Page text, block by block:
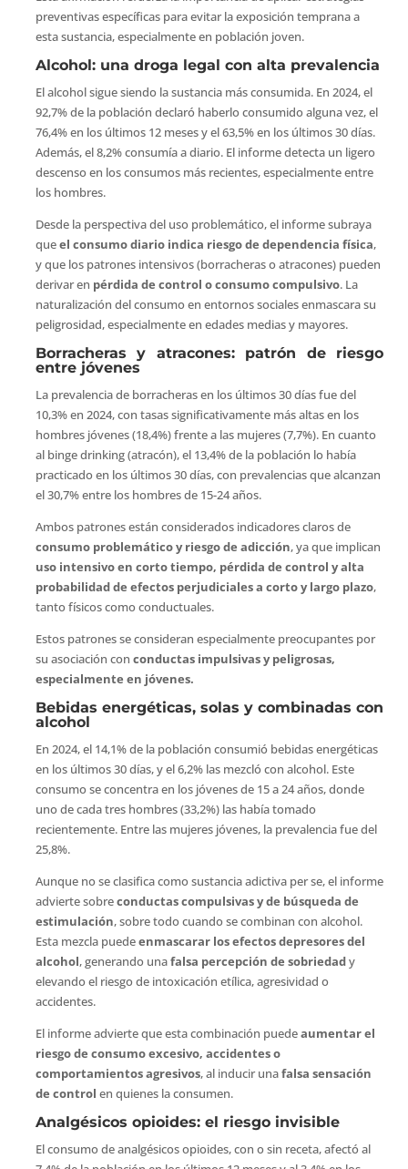
preventivas específicas para evitar la exposición temprana a
esta sustancia, especialmente en población joven.
Alcohol: una droga legal con alta prevalencia
El alcohol sigue siendo la sustancia más consumida. En 2024, el
92,7% de la población declaró haberlo consumido alguna vez, el
76,4% en los últimos 12 meses y el 63,5% en los últimos 30 días.
Además, el 8,2% consumía a diario. El informe detecta un ligero
descenso en los consumos más recientes, especialmente entre
los hombres.
Desde la perspectiva del uso problemático, el informe subraya
queel consumo diario indica riesgo de dependencia física,
y que los patrones intensivos (borracheras o atracones) pueden
derivar en pérdida de control o consumo compulsivo. La
naturalización del consumo en entornos sociales enmascara su
peligrosidad, especialmente en edades medias y mayores.
Borracheras y atracones: patrón de riesgo
entre jóvenes
La prevalencia de borracheras en los últimos 30 días fue del
10,3% en 2024, con tasas significativamente más altas en los
hombres jóvenes (18,4%) frente a las mujeres (7,7%). En cuanto
al binge drinking (atracón), el 13,4% de la población lo había
practicado en los últimos 30 días, con prevalencias que alcanzan
el 30,7% entre los hombres de 15-24 años.
Ambos patrones están considerados indicadores claros de
consumo problemático y riesgo de adicción, ya que implican
uso intensivo en corto tiempo, pérdida de control y alta
probabilidad de efectos perjudiciales a corto y largo plazo,
tanto físicos como conductuales.
Estos patrones se consideran especialmente preocupantes por
su asociación con conductas impulsivas y peligrosas,
especialmente en jóvenes.
Bebidas energéticas, solas y combinadas con
alcohol
En 2024, el 14,1% de la población consumió bebidas energéticas
en los últimos 30 días, y el 6,2% las mezcló con alcohol. Este
consumo se concentra en los jóvenes de 15 a 24 años, donde
uno de cada tres hombres (33,2%) las había tomado
recientemente. Entre las mujeres jóvenes, la prevalencia fue del
25,8%.
Aunque no se clasifica como sustancia adictiva per se, el informe
advierte sobreconductas compulsivas y de búsqueda de
estimulación, sobre todo cuando se combinan con alcohol.
Esta mezcla puedeenmascarar los efectos depresores del
alcohol, generando unafalsa percepción de sobriedady
elevando el riesgo de intoxicación etílica, agresividad o
accidentes.
El informe advierte que esta combinación puedeaumentar el
riesgo de consumo excesivo, accidentes o
comportamientos agresivos, al inducir unafalsa sensación
de control en quienes la consumen.
Analgésicos opioides: el riesgo invisible
El consumo de analgésicos opioides, con o sin receta, afectó al